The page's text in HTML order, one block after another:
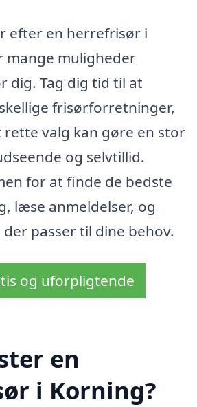
efter en herrefrisør i
mange muligheder
dig. Tag dig tid til at
frisørforretninger,
rette valg kan gøre en stor
og selvtillid.
for at finde de bedste
læse anmeldelser, og
passer til dine behov.
og uforpligtende
en
i Korning?